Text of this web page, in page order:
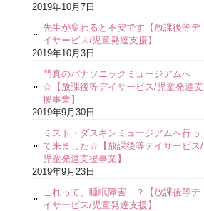
2019年10月7日
先生が変わると不安です【放課後等デ
イサービス/児童発達支援】
2019年10月3日
門真のパナソニックミュージアムへ
☆【放課後等デイサービス/児童発達支
援事業】
2019年9月30日
ミスド・ダスキンミュージアムへ行っ
て来ました☆【放課後等デイサービス/
児童発達支援事業】
2019年9月23日
これって、睡眠障害…？【放課後等デ
イサービス/児童発達支援】